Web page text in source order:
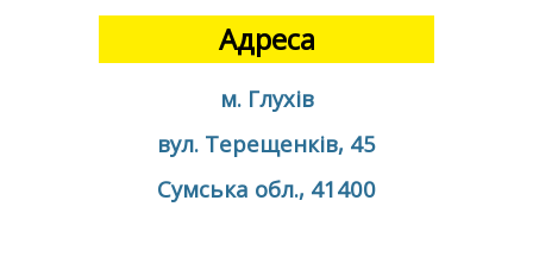
Адреса
м. Глухів
вул. Терещенків, 45
Сумська обл., 41400